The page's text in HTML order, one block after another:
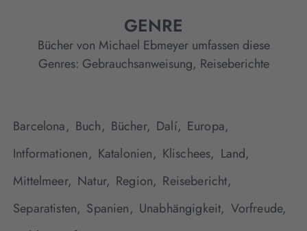
GENRE
Bücher von Michael Ebmeyer umfassen diese
Genres: Gebrauchsanweisung, Reiseberichte
Barcelona, Buch, Bücher, Dalí, Europa,
Intformationen, Katalonien, Klischees, Land,
Mittelmeer, Natur, Region, Reisebericht,
Separatisten, Spanien, Unabhängigkeit, Vorfreude,